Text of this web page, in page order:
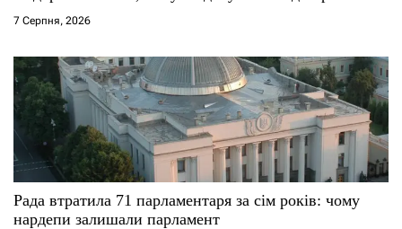
в
7 Серпня, 2026
Рада втратила 71 парламентаря за сім років: чому
нардепи залишали парламент